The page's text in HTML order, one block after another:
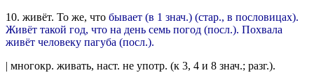
10. живёт. То же, что бывает (в 1 знач.) (стар., в пословицах).
Живёт такой год, что на день семь погод (посл.). Похвала
живёт человеку пагуба (посл.).
| многокр. живать, наст. не употр. (к 3, 4 и 8 знач.; разг.).